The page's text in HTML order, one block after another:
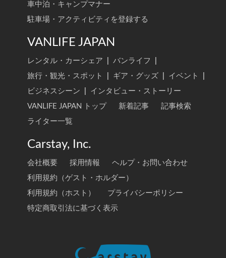
車中泊・キャンプマナー
駐車場・アクティビティを登録する
VANLIFE JAPAN
レンタル・カーシェア バンライフ
旅行・観光・スポット
ギア・グッズ イベント
ビジネスシーン
インタビュー・ストーリー
VANLIFE JAPAN トップ
新着記事
記事検索
ライター一覧
Carstay, Inc.
会社概要 採用情報
ヘルプ・お問い合わせ
利用規約（ゲスト・ホルダー）
利用規約（ホスト）
プライバシーポリシー
特定商取引法に基づく表示